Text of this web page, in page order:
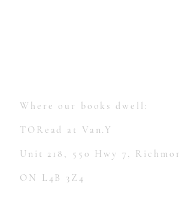
Where our books dwell:
TORead at Van.Y
Unit 218, 550 Hwy 7,
ON L4B 3Z4